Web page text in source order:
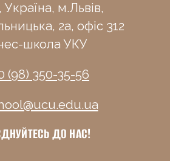
Україна, м.Львів,
2а, офіс 312
школа УКУ
(98) 350-35-56
ДО НАС!